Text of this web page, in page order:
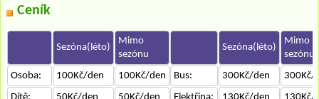
Ceník
Sezóna(léto)
Mimo
sezónu
Sezóna(léto)
Mimo
sezónu
Osoba:
100Kč/den 100Kč/den Bus: 300Kč/den
300Kč/